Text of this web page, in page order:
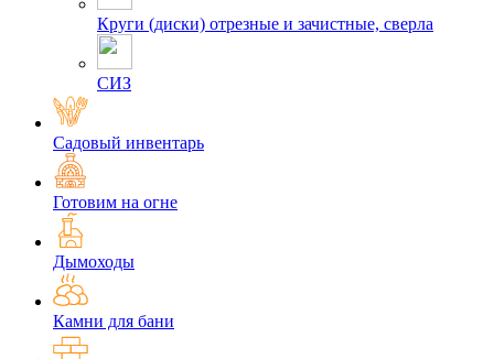
Круги (диски) отрезные и зачистные, сверла
СИЗ
Садовый инвентарь
Готовим на огне
Дымоходы
Камни для бани